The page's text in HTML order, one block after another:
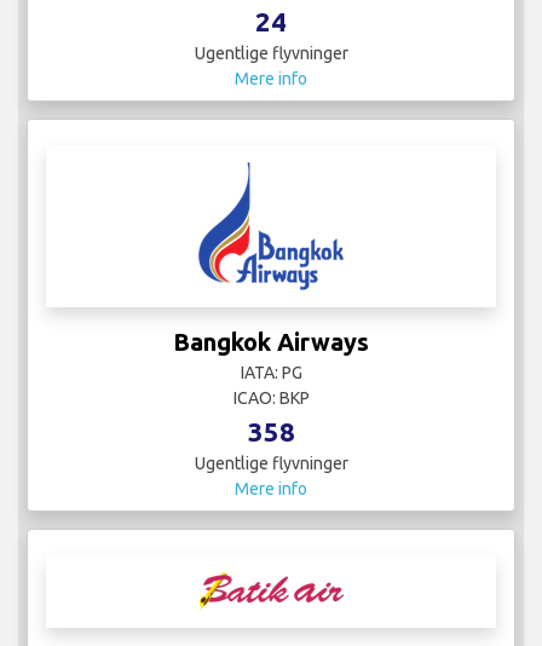
24
Ugentlige flyvninger
Mere info
Bangkok Airways
IATA: PG
ICAO: BKP
358
Ugentlige flyvninger
Mere info